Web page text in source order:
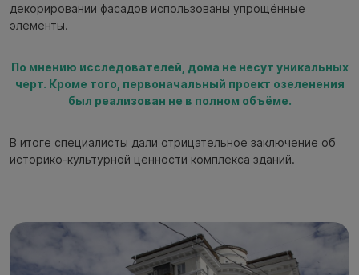
декорировании фасадов использованы упрощённые
элементы.
По мнению исследователей, дома не несут уникальных
черт. Кроме того, первоначальный проект озеленения
был реализован не в полном объёме.
В итоге специалисты дали отрицательное заключение об
историко-культурной ценности комплекса зданий.